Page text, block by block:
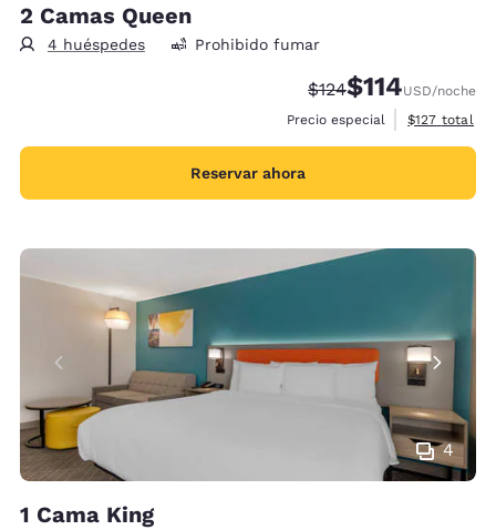
2 Camas Queen
4 huéspedes Prohibido fumar
Precio tachado:
$124Precio con
$114USD/noche
Precio especial
Ver detalles
$127 total
Reservar ahora
4
1 Cama King